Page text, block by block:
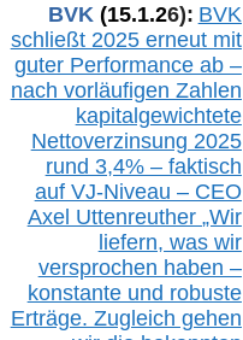
BVK (15.1.26): BVK
schließt 2025 erneut mit
guter Performance ab –
nach vorläufigen Zahlen
kapitalgewichtete
Nettoverzinsung 2025
rund 3,4% – faktisch
auf VJ-Niveau – CEO
Axel Uttenreuther „Wir
liefern, was wir
versprochen haben –
konstante und robuste
Erträge. Zugleich gehen